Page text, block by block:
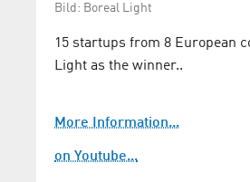
Bild: Boreal Light
15 startups from 8 European
Light as the winner..
More Information...
on Youtube...